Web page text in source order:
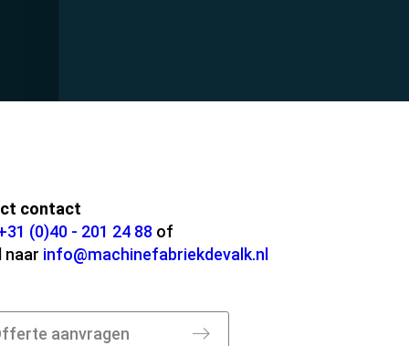
contact
(0)40 - 201 24 88 of
naar info@machinefabriekdevalk.nl
aanvragen